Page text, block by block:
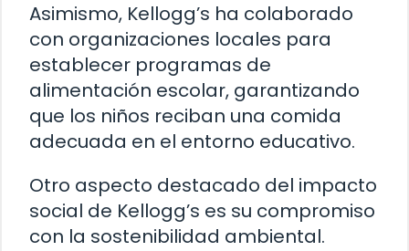
Asimismo, Kellogg’s ha colaborado
con organizaciones locales para
establecer programas de
alimentación escolar, garantizando
que los niños reciban una comida
adecuada en el entorno educativo.
Otro aspecto destacado del impacto
social de Kellogg’s es su compromiso
con la sostenibilidad ambiental.